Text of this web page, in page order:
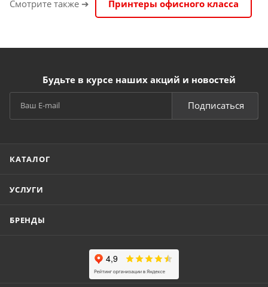
Смотрите также ➔ Принтеры офисного класса
Будьте в курсе наших акций и новостей
Подписаться
КАТАЛОГ
УСЛУГИ
БРЕНДЫ